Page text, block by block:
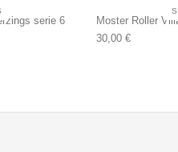
serie 6
Moster Roller
30,00 €